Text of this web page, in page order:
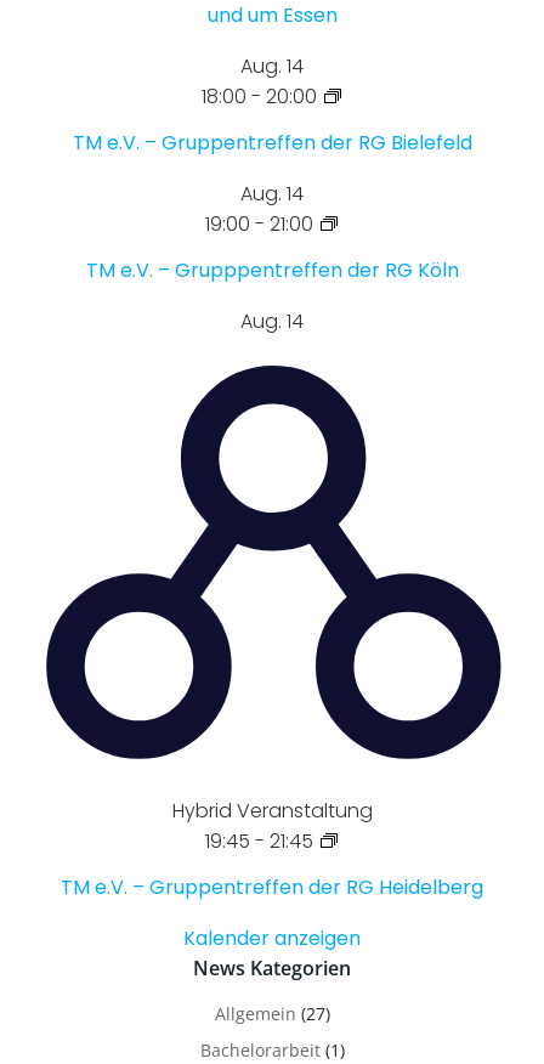
und um Essen
Aug. 14
18:00 - 20:00
TM e.V. – Gruppentreffen der RG Bielefeld
Aug. 14
19:00 - 21:00
TM e.V. – Grupppentreffen der RG Köln
Aug. 14
Hybrid Veranstaltung
19:45 - 21:45
TM e.V. – Gruppentreffen der RG Heidelberg
Kalender anzeigen
News Kategorien
Allgemein (27)
Bachelorarbeit(1)